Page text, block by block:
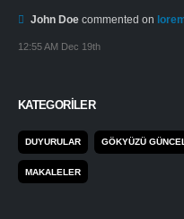
John Doe commented on
12:55 AM Dec 19th
KATEGORILER
DUYURULAR GÖKYÜZÜ
MAKALELER